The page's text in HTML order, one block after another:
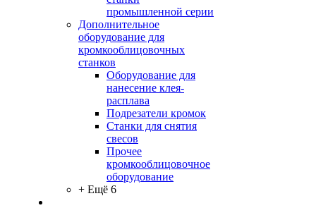
промышленной серии
Дополнительное
оборудование для
кромкооблицовочных
станков
Оборудование для
нанесение клея-
расплава
Подрезатели кромок
Станки для снятия
свесов
Прочее
кромкооблицовочное
оборудование
+ Ещё 6